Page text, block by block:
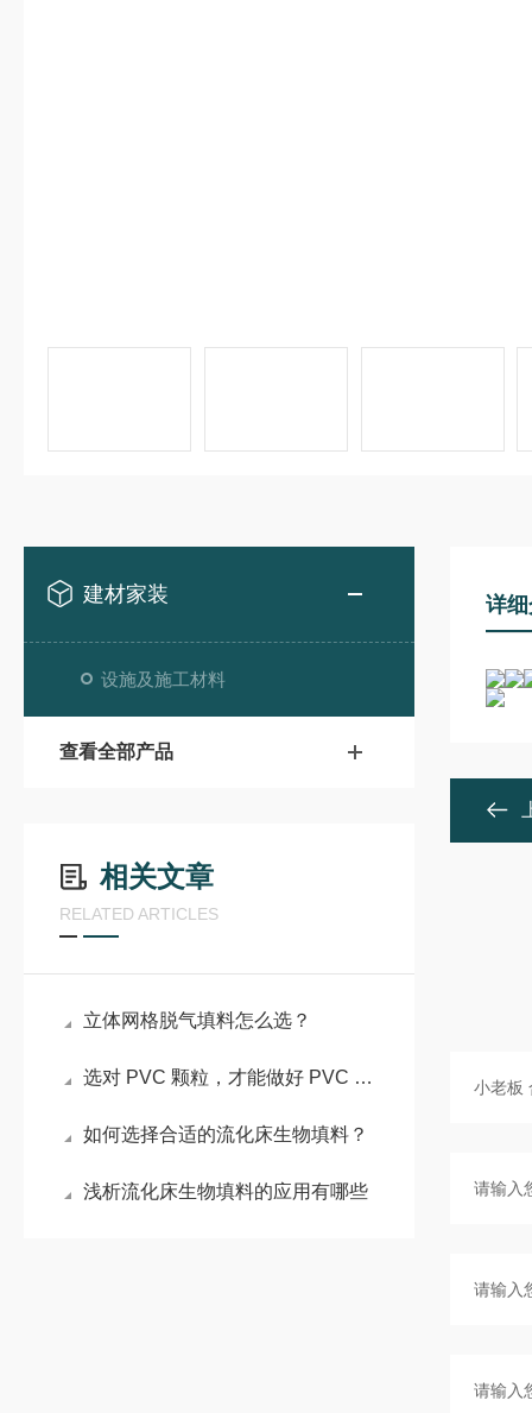
建材家装
设施及施工材料
查看全部产品
相关文章
RELATED ARTICLES
立体网格脱气填料怎么选？
选对 PVC 颗粒，才能做好 PVC 管件！
如何选择合适的流化床生物填料？
浅析流化床生物填料的应用有哪些
详